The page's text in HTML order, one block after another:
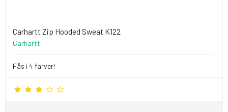
Carhartt Zip Hooded Sweat K122
Carhartt
Fås i 4 farver!